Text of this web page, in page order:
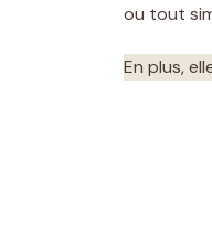
ou tout
En plus,